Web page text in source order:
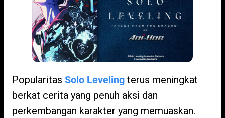
Popularitas Solo Leveling terus meningkat
berkat cerita yang penuh aksi dan
perkembangan karakter yang memuaskan.